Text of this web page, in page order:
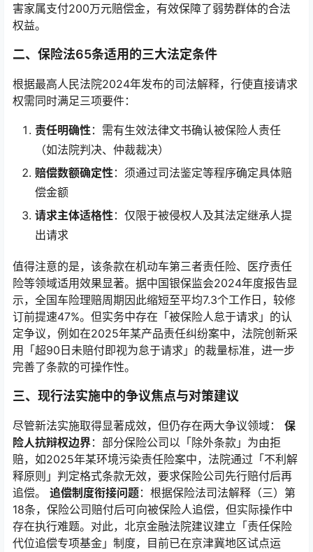
害家属支付200万元赔偿金，有效保障了弱势群体的合法
权益。
二、保险法65条适用的三大法定条件
根据最高人民法院2024年发布的司法解释，行使直接请求
权需同时满足三项要件：
责任明确性 ：需有生效法律文书确认被保险人责任
（如法院判决、仲裁裁决）
赔偿数额确定性 ：须通过司法鉴定等程序确定具体赔
偿金额
请求主体适格性 ：仅限于被侵权人及其法定继承人提
出请求
值得注意的是，该条款在机动车第三者责任险、医疗责任
险等领域适用效果显著。据中国银保监会2024年度报告显
示，全国车险理赔周期因此缩短至平均7.3个工作日，较修
订前提速47%。但实务中存在「被保险人怠于请求」的认
定争议，例如在2025年某产品责任纠纷案中，法院创新采
用「超90日未赔付即视为怠于请求」的裁量标准，进一步
完善了条款的可操作性。
三、现行法实施中的争议焦点与对策建议
尽管新法实施取得显著成效，但仍存在两大争议领域： 保
险人抗辩权边界：部分保险公司以「除外条款」为由拒
赔，如2025年某环境污染责任险案中，法院通过「不利解
释原则」判定格式条款无效，要求保险公司先行赔付后再
追偿。 追偿制度衔接问题：根据保险法司法解释（三）第
18条，保险公司赔付后可向被保险人追偿，但实际操作中
存在执行难题。对此，北京金融法院建议建立「责任保险
代位追偿专项基金」制度，目前已在京津冀地区试点运